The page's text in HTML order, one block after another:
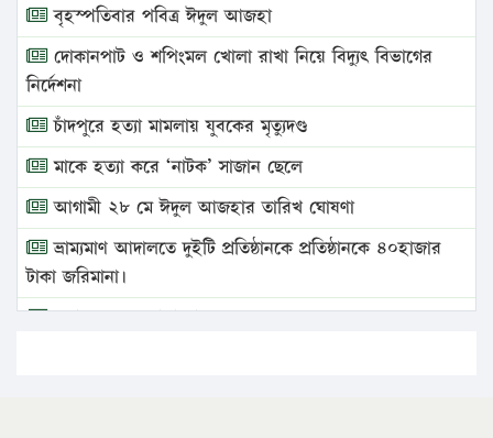
বৃহস্পতিবার পবিত্র ঈদুল আজহা
দোকানপাট ও শপিংমল খোলা রাখা নিয়ে বিদ্যুৎ বিভাগের
নির্দেশনা
চাঁদপুরে হত্যা মামলায় যুবকের মৃত্যুদণ্ড
মাকে হত্যা করে ‘নাটক’ সাজান ছেলে
আগামী ২৮ মে ঈদুল আজহার তারিখ ঘোষণা
ভ্রাম্যমাণ আদালতে দুইটি প্রতিষ্ঠানকে প্রতিষ্ঠানকে ৪০হাজার
টাকা জরিমানা।
এবার লঞ্চের ভাড়া বাড়ল